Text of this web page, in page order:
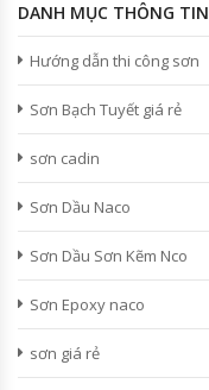
DANH MỤC THÔNG TIN
Hướng dẫn thi công sơn
Sơn Bạch Tuyết giá rẻ
sơn cadin
Sơn Dầu Naco
Sơn Dầu Sơn Kẽm Nco
Sơn Epoxy naco
sơn giá rẻ